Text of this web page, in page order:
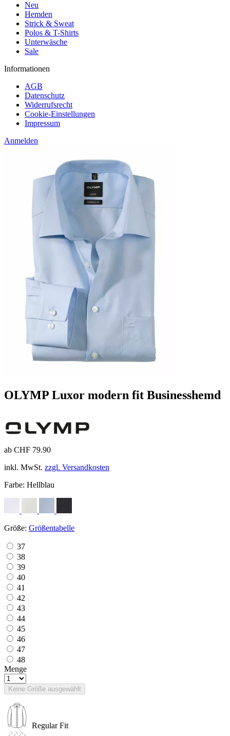
Neu
Hemden
Strick & Sweat
Polos & T-Shirts
Unterwäsche
Sale
Informationen
AGB
Datenschutz
Widerrufsrecht
Cookie-Einstellungen
Impressum
Anmelden
OLYMP Luxor modern fit Businesshemd
ab CHF 79.90
inkl. MwSt. zzgl. Versandkosten
Farbe: Hellblau
Größe: Größentabelle
37
38
39
40
41
42
43
44
45
46
47
48
Menge
Keine Größe ausgewählt
Regular Fit